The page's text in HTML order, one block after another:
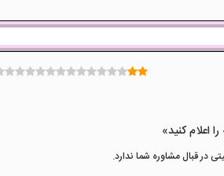
قبال مشاوره شما ندارد.